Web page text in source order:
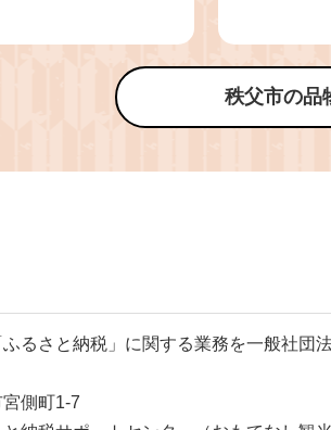
飯に合う おかず 小分
家庭用 夕食 フライ
ン調理 和食 肉惣菜
気 埼玉県 No.418
レミアム
返り 極厚
使い 寝具
秩父市の品
るさと納税」に関する業務を一般社団
側町1-7